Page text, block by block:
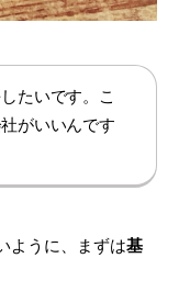
たいです。こ
がいいんです
ように、まずは基